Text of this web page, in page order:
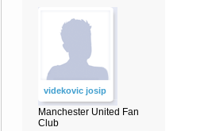
videkovic josip
Manchester United Fan
Club